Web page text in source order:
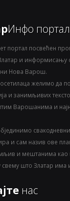
Инфо портал
портал посвећен
и информисању
Нова Варош.
желимо да
и занимљивих
Варошанима и
и сам назив ове
и мештанима као
свему што Златар има
нас